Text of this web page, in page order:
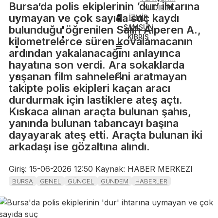
YILDIRIM
İZMİR
SAMSUN
KIBRIS
Bursa’da polis ekiplerinin ‘dur’ ihtarına
uymayan ve çok sayıda suç kaydı
bulunduğu öğrenilen Salih Alperen A.,
kilometrelerce süren kovalamacanın
ardından yakalanacağını anlayınca
hayatına son verdi. Ara sokaklarda
yaşanan film sahnelerini aratmayan
takipte polis ekipleri kaçan aracı
durdurmak için lastiklere ateş açtı.
Kıskaca alınan araçta bulunan şahıs,
yanında bulunan tabancayı başına
dayayarak ateş etti. Araçta bulunan iki
arkadaşı ise gözaltına alındı.
Giriş: 15-06-2026 12:50 Kaynak: HABER MERKEZI
BURSA GENEL GÜNCEL GÜNDEM HABERLER